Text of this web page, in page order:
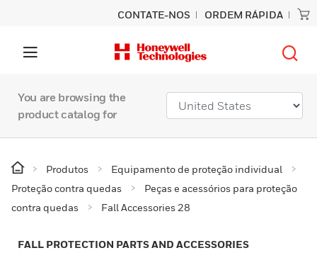
CONTATE-NOS ORDEM RÁPIDA
You are browsing the
product catalog for
Produtos
Equipamento de proteção individual
Proteção contra quedas
Peças e acessórios para proteção
contra quedas
Fall Accessories 28
FALL PROTECTION PARTS AND ACCESSORIES